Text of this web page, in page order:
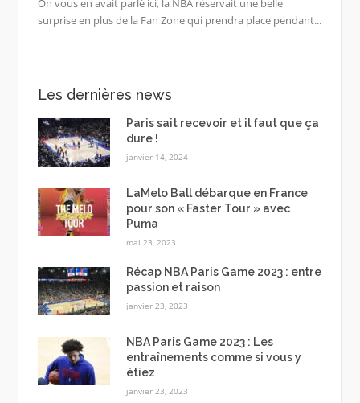
On vous en avait parlé ici, la NBA réservait une belle
surprise en plus de la Fan Zone qui prendra place pendant...
Les dernières news
Paris sait recevoir et il faut que ça
dure !
janvier 14, 2024
LaMelo Ball débarque en France
pour son « Faster Tour » avec
Puma
mai 23, 2023
Récap NBA Paris Game 2023 : entre
passion et raison
janvier 23, 2023
NBA Paris Game 2023 : Les
entraînements comme si vous y
étiez
janvier 23, 2023